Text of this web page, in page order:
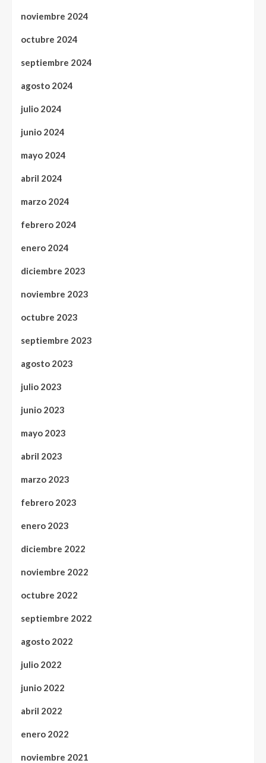
noviembre 2024
octubre 2024
septiembre 2024
agosto 2024
julio 2024
junio 2024
mayo 2024
abril 2024
marzo 2024
febrero 2024
enero 2024
diciembre 2023
noviembre 2023
octubre 2023
septiembre 2023
agosto 2023
julio 2023
junio 2023
mayo 2023
abril 2023
marzo 2023
febrero 2023
enero 2023
diciembre 2022
noviembre 2022
octubre 2022
septiembre 2022
agosto 2022
julio 2022
junio 2022
abril 2022
enero 2022
noviembre 2021